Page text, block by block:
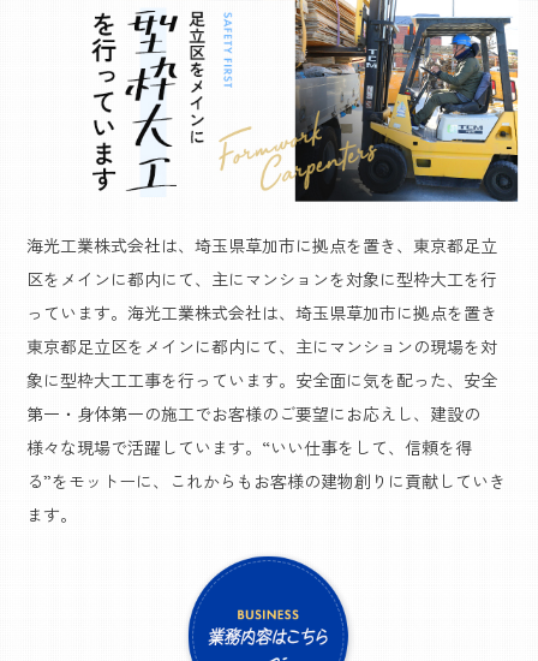
海光工業株式会社は、埼玉県草加市に拠点を置き、東京都足立
区をメインに都内にて、主にマンションを対象に型枠大工を行
っています。海光工業株式会社は、埼玉県草加市に拠点を置き
東京都足立区をメインに都内にて、主にマンションの現場を対
象に型枠大工工事を行っています。安全面に気を配った、安全
第一・身体第一の施工でお客様のご要望にお応えし、建設の
様々な現場で活躍しています。“いい仕事をして、信頼を得
る”をモットーに、これからもお客様の建物創りに貢献していき
ます。